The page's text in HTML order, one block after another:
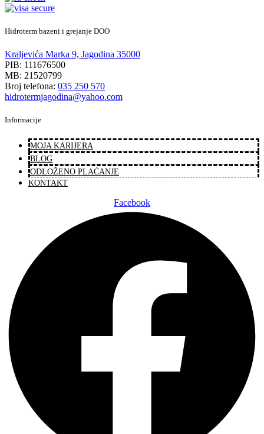
Hidroterm bazeni i grejanje DOO
Kraljevića Marka 9, Jagodina 35000
PIB: 111676500
MB: 21520799
Broj telefona: 035 250 570
hidrotermjagodina@yahoo.com
Informacije
MOJA KARIJERA
BLOG
ODLOŽENO PLAĆANJE
KONTAKT
Facebook